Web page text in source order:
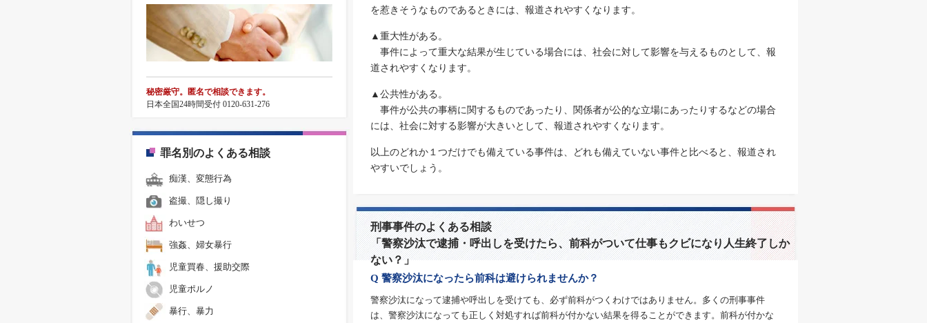
秘密厳守。匿名で相談できます。
日本全国24時間受付 0120-631-276
罪名別のよくある相談
痴漢、変態行為
盗撮、隠し撮り
わいせつ
強姦、婦女暴行
児童買春、援助交際
児童ポルノ
暴行、暴力
を惹きそうなものであるときには、報道されやすくなります。
▲重大性がある。
事件によって重大な結果が生じている場合には、社会に対して影響を与えるものとして、報
道されやすくなります。
▲公共性がある。
事件が公共の事柄に関するものであったり、関係者が公的な立場にあったりするなどの場合
には、社会に対する影響が大きいとして、報道されやすくなります。
以上のどれか１つだけでも備えている事件は、どれも備えていない事件と比べると、報道され
やすいでしょう。
刑事事件のよくある相談
「警察沙汰で逮捕・呼出しを受けたら、前科がついて仕事もクビになり人生終了しか
ない？」
Q 警察沙汰になったら前科は避けられませんか？
警察沙汰になって逮捕や呼出しを受けても、必ず前科がつくわけではありません。多くの刑事事件
は、警察沙汰になっても正しく対処すれば前科が付かない結果を得ることができます。前科が付かな